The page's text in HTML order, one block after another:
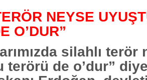
NEYSE
O’DUR”
silahlı terör
terörü de o’dur”